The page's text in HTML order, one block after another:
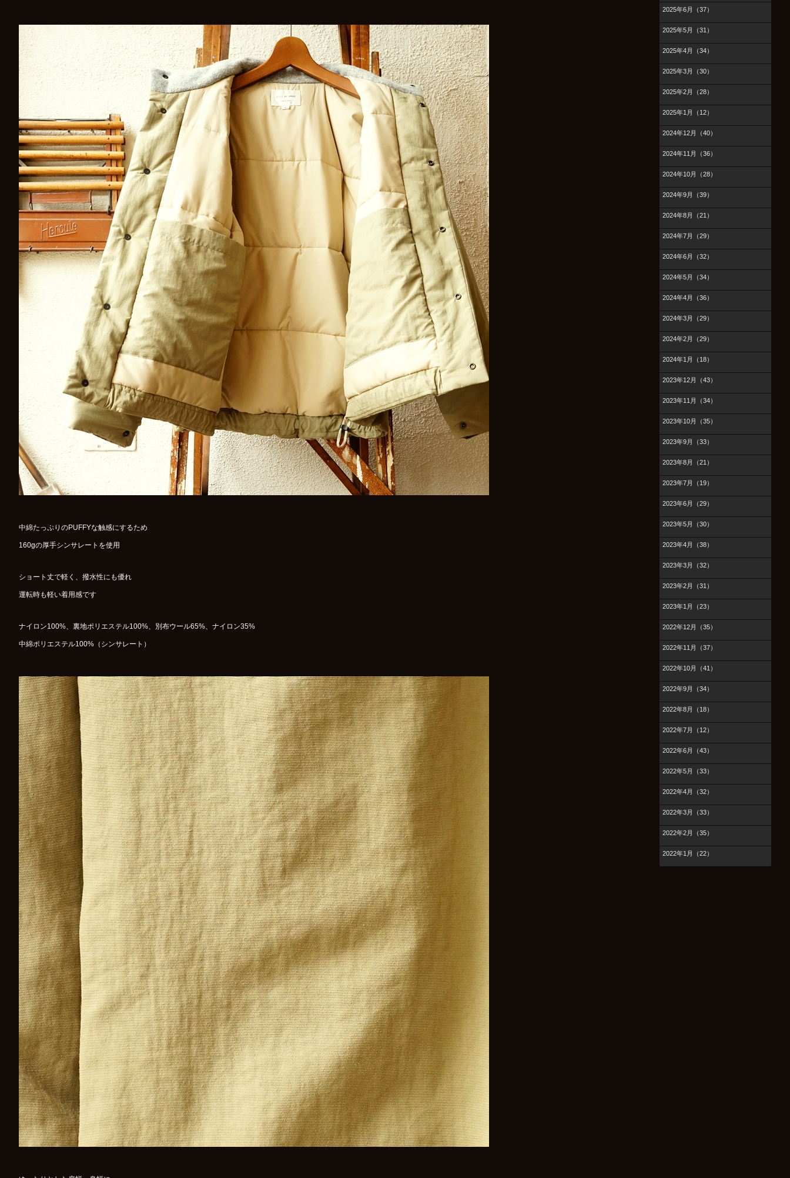
中綿たっぷりのPUFFYな触感にするため
160gの厚手シンサレートを使用
ショート丈で軽く、撥水性にも優れ
運転時も軽い着用感です
ナイロン100%、裏地ポリエステル100%、別布ウール65%、ナイロン35%
中綿ポリエステル100%（シンサレート）
2025年6月（37）
2025年5月（31）
2025年4月（34）
2025年3月（30）
2025年2月（28）
2025年1月（12）
2024年12月（40）
2024年11月（36）
2024年10月（28）
2024年9月（39）
2024年8月（21）
2024年7月（29）
2024年6月（32）
2024年5月（34）
2024年4月（36）
2024年3月（29）
2024年2月（29）
2024年1月（18）
2023年12月（43）
2023年11月（34）
2023年10月（35）
2023年9月（33）
2023年8月（21）
2023年7月（19）
2023年6月（29）
2023年5月（30）
2023年4月（38）
2023年3月（32）
2023年2月（31）
2023年1月（23）
2022年12月（35）
2022年11月（37）
2022年10月（41）
2022年9月（34）
2022年8月（18）
2022年7月（12）
2022年6月（43）
2022年5月（33）
2022年4月（32）
2022年3月（33）
2022年2月（35）
2022年1月（22）